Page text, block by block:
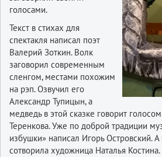
голосами.
Текст в стихах для
спектакля написал поэт
Валерий Зоткин. Волк
заговорил современным
сленгом, местами похожим
на рэп. Озвучил его
Александр Тупицын, а
медведь в этой сказке говорит
Теренкова. Уже по доброй традиции
избушки» написал Игорь Островский.
сотворила художница Наталья Костина.